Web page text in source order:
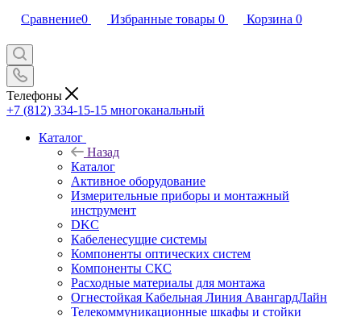
Сравнение0 Избранные товары 0 Корзина 0
Телефоны
+7 (812) 334-15-15 многоканальный
Каталог
Назад
Каталог
Активное оборудование
Измерительные приборы и монтажный
инструмент
DKC
Кабеленесущие системы
Компоненты оптических систем
Компоненты СКС
Расходные материалы для монтажа
Огнестойкая Кабельная Линия АвангардЛайн
Телекоммуникационные шкафы и стойки